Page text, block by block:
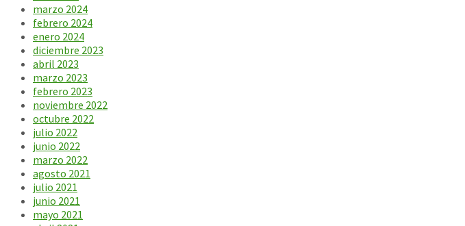
marzo 2024
febrero 2024
enero 2024
diciembre 2023
abril 2023
marzo 2023
febrero 2023
noviembre 2022
octubre 2022
julio 2022
junio 2022
marzo 2022
agosto 2021
julio 2021
junio 2021
mayo 2021